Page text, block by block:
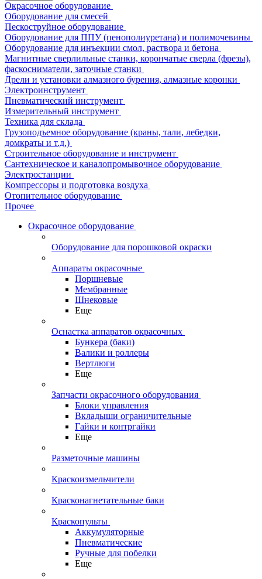
Окрасочное оборудование
Оборудование для смесей
Пескоструйное оборудование
Оборудование для ППУ (пенополиуретана) и полимочевины
Оборудование для инъекции смол, раствора и бетона
Магнитные сверлильные станки, корончатые сверла (фрезы),
фаскосниматели, заточные станки
Дрели и установки алмазного бурения, алмазные коронки
Электроинструмент
Пневматический инструмент
Измерительный инструмент
Техника для склада
Грузоподъемное оборудование (краны, тали, лебедки,
домкраты и т.д.)
Строительное оборудование и инструмент
Сантехническое и каналопромывочное оборудование
Электростанции
Компрессоры и подготовка воздуха
Отопительное оборудование
Прочее
Окрасочное оборудование
Оборудование для порошковой окраски
Аппараты окрасочные
Поршневые
Мембранные
Шнековые
Еще
Оснастка аппаратов окрасочных
Бункера (баки)
Валики и роллеры
Вертлюги
Еще
Запчасти окрасочного оборудования
Блоки управления
Вкладыши ограничительные
Гайки и контргайки
Еще
Разметочные машины
Краскоизмельчители
Красконагнетательные баки
Краскопульты
Аккумуляторные
Пневматические
Ручные для побелки
Еще